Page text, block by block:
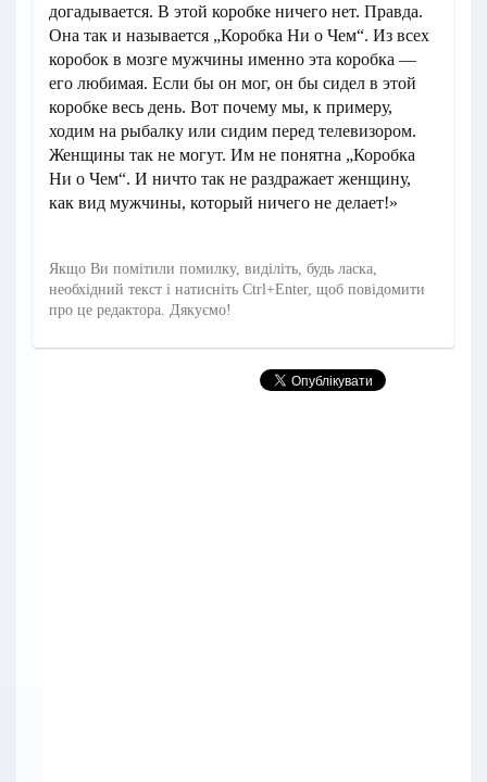
догадывается. В этой коробке ничего нет. Правда.
Она так и называется „Коробка Ни о Чем“. Из всех
коробок в мозге мужчины именно эта коробка —
его любимая. Если бы он мог, он бы сидел в этой
коробке весь день. Вот почему мы, к примеру,
ходим на рыбалку или сидим перед телевизором.
Женщины так не могут. Им не понятна „Коробка
Ни о Чем“. И ничто так не раздражает женщину,
как вид мужчины, который ничего не делает!»
Якщо Ви помітили помилку, виділіть, будь ласка,
необхідний текст і натисніть Ctrl+Enter, щоб повідомити
про це редактора. Дякуємо!